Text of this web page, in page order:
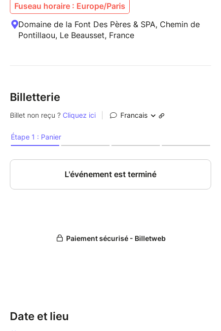
Fuseau horaire : Europe/Paris
Domaine de la Font Des Pères & SPA, Chemin de
Pontillaou, Le Beausset, France
Billetterie
Date et lieu